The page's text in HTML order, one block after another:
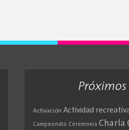
Activación Actividad
Campeonato Ceremonia Charla